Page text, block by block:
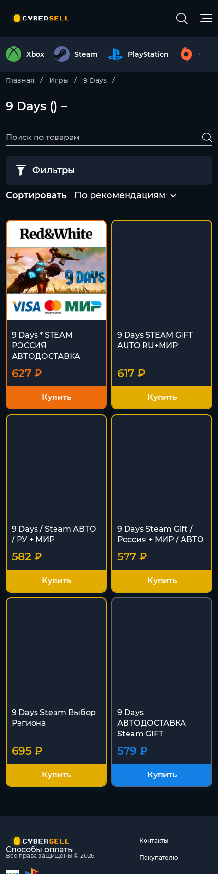
Xbox Steam PlayStation
Главная Игры 9 Days
9 Days () –
Фильтры
Сортировать По рекомендациям
9 Days * STEAM
РОССИЯ
АВТОДОСТАВКА
627 ₽
Купить
9 Days STEAM GIFT
AUTO RU+МИР
617 ₽
Купить
9 Days / Steam АВТО
/ РУ + МИР
582 ₽
Купить
9 Days Steam Gift /
Россия + МИР / АВТО
577 ₽
Купить
9 Days Steam Выбор
Региона
695 ₽
Купить
9 Days
АВТОДОСТАВКА
Steam GIFT
579 ₽
Купить
Все права защищены © 2026
Контакты
Покупателю
Способы оплаты